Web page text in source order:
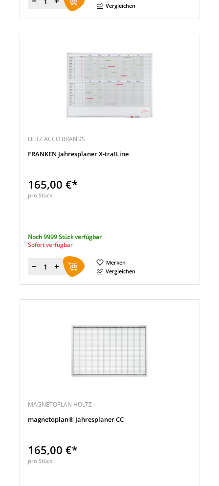
Menge
Vergleichen
LEITZ ACCO BRANDS
FRANKEN Jahresplaner X-tra!Line
165,00 €*
pro Stück
Noch 9999 Stück verfügbar
Sofort verfügbar
Menge
Merken
Vergleichen
MAGNETOPLAN HOLTZ
magnetoplan® Jahresplaner CC
165,00 €*
pro Stück